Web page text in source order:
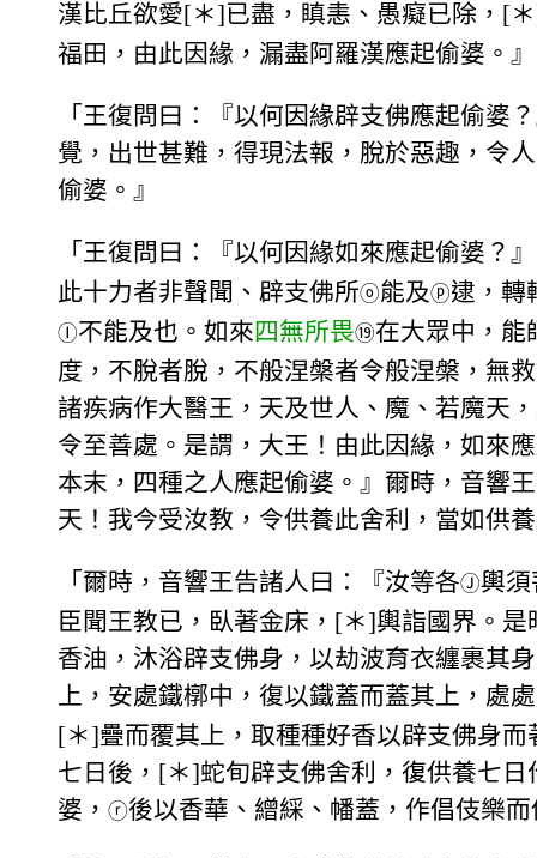
漢比丘欲愛[＊]已盡，瞋恚、愚癡已除，[
福田，由此因緣，漏盡阿羅漢應起偷婆。』
「王復問曰：『以何因緣辟支佛應起偷婆
覺，出世甚難，得現法報，脫於惡趣，令
偷婆。』
「王復問曰：『以何因緣如來應起偷婆？
此十力者非聲聞、辟支佛所ⓞ能及ⓟ逮，轉
Ⓘ不能及也。如來四無所畏⑲在大眾中，能
度，不脫者脫，不般涅槃者令般涅槃，無
諸疾病作大醫王，天及世人、魔、若魔天
令至善處。是謂，大王！由此因緣，如來
本末，四種之人應起偷婆。』爾時，音響
天！我今受汝教，令供養此舍利，當如供
「爾時，音響王告諸人曰：『汝等各Ⓙ輿
臣聞王教已，臥著金床，[＊]輿詣國界。
香油，沐浴辟支佛身，以劫波育衣纏裹其
上，安處鐵槨中，復以鐵蓋而蓋其上，處
[＊]疊而覆其上，取種種好香以辟支佛身
七日後，[＊]蛇旬辟支佛舍利，復供養七
婆， ⓡ後以香華、繒綵、幡蓋，作倡伎樂